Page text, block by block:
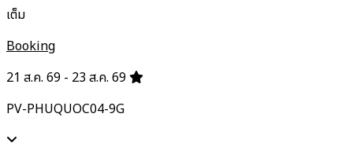
เต็ม
Booking
21 ส.ค. 69 - 23 ส.ค. 69
PV-PHUQUOC04-9G